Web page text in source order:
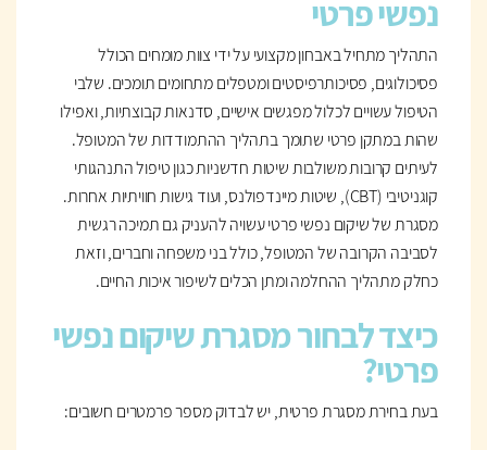
נפשי פרטי
התהליך מתחיל באבחון מקצועי על ידי צוות מומחים הכולל
פסיכולוגים, פסיכותרפיסטים ומטפלים מתחומים תומכים. שלבי
הטיפול עשויים לכלול מפגשים אישיים, סדנאות קבוצתיות, ואפילו
שהות במתקן פרטי שתומך בתהליך ההתמודדות של המטופל.
לעיתים קרובות משולבות שיטות חדשניות כגון טיפול התנהגותי
קוגניטיבי (CBT), שיטות מיינדפולנס, ועוד גישות חוויתיות אחרות.
מסגרת של שיקום נפשי פרטי עשויה להעניק גם תמיכה רגשית
לסביבה הקרובה של המטופל, כולל בני משפחה וחברים, וזאת
כחלק מתהליך ההחלמה ומתן הכלים לשיפור איכות החיים.
כיצד לבחור מסגרת שיקום נפשי
פרטי?
בעת בחירת מסגרת פרטית, יש לבדוק מספר פרמטרים חשובים: